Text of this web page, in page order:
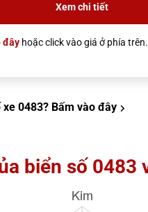
Xem chi tiết
đâyhoặc click vào giá ở phía
0483?Bấm vào đây
biển số 0483